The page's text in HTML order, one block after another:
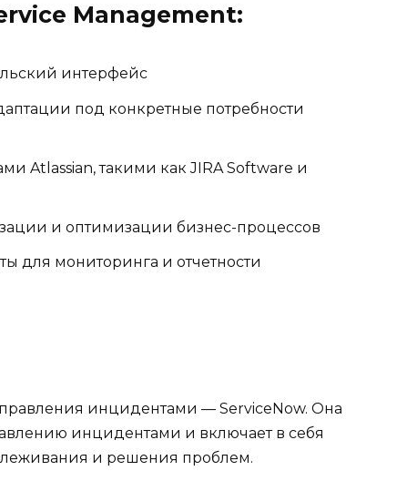
Management:
интерфейс
под конкретные потребности
Atlassian, такими как JIRA Software и
и оптимизации бизнес-процессов
для мониторинга и отчетности
инцидентами — ServiceNow. Она
инцидентами и включает в себя
и решения проблем.